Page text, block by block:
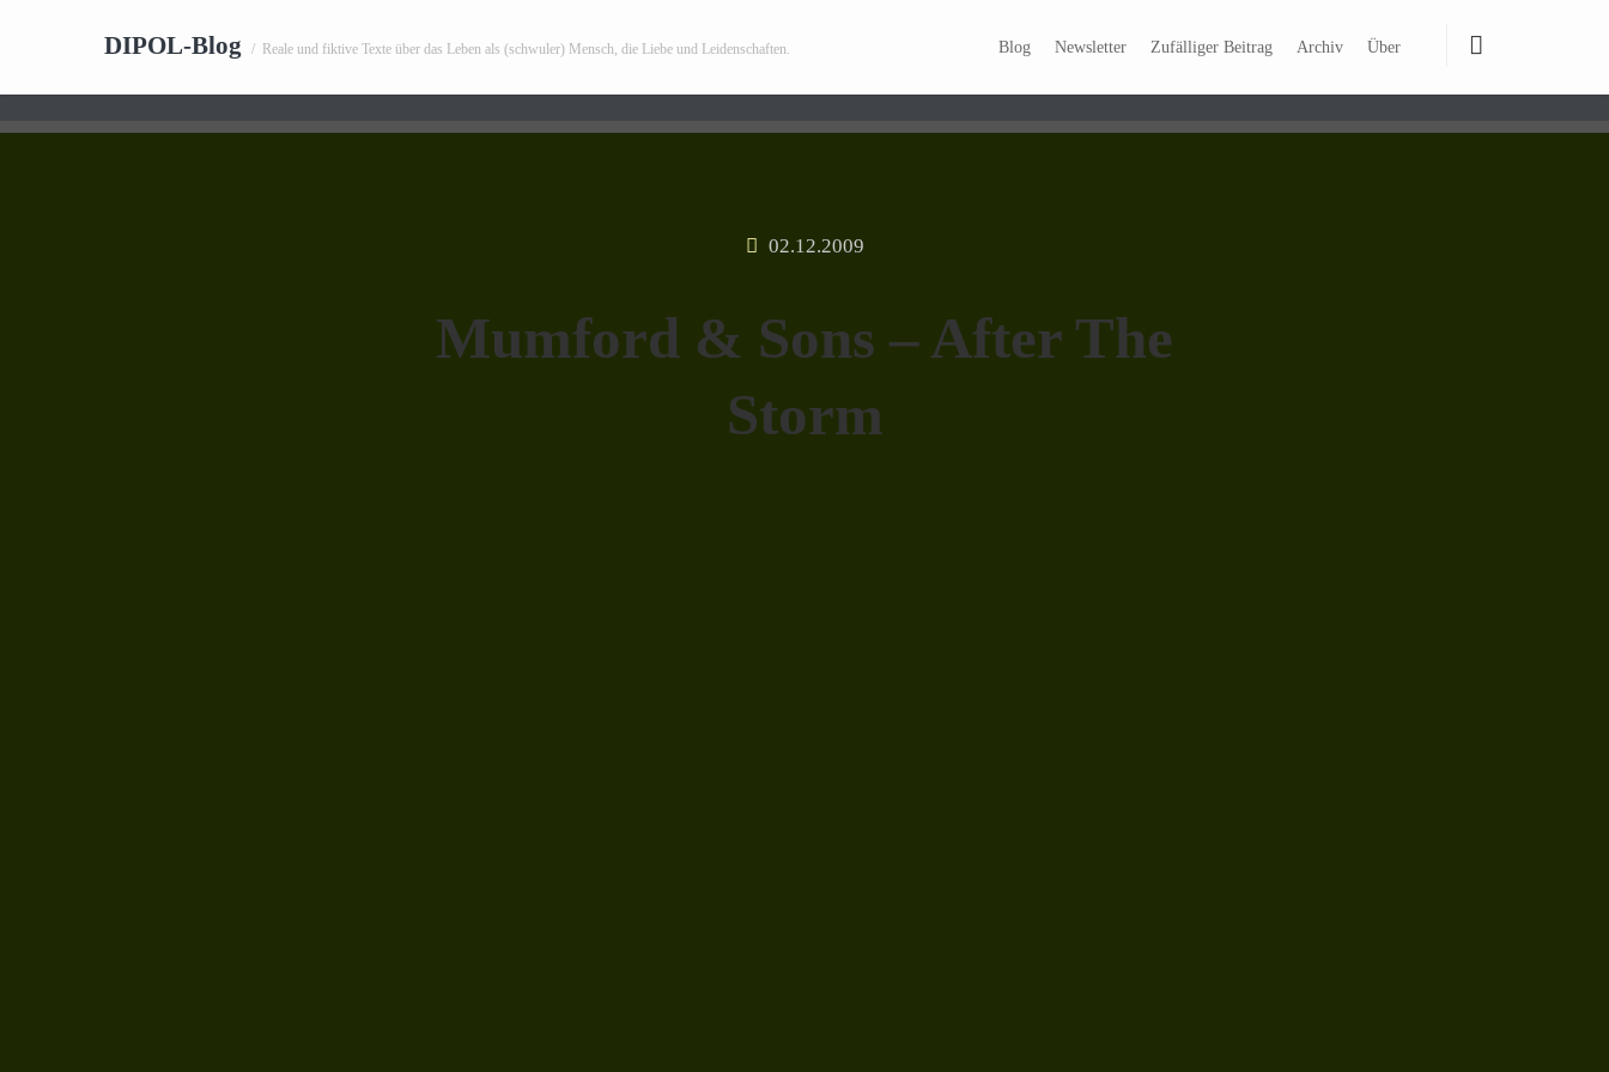
DIPOL-Blog / Reale und fiktive Texte über das Leben als (schwuler) Mensch, die Liebe und Leidenschaften. Blog Newsletter Zufälliger Beitrag Archiv Über
Archiv zum Thema:
02.12.2009
Mumford & Sons – After The
Storm